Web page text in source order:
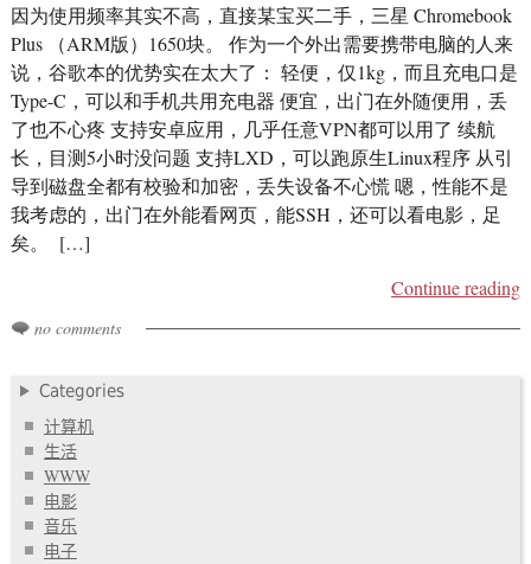
因为使用频率其实不高，直接某宝买二手，三星 Chromebook
Plus （ARM版）1650块。 作为一个外出需要携带电脑的人来
说，谷歌本的优势实在太大了： 轻便，仅1kg，而且充电口是
Type-C，可以和手机共用充电器 便宜，出门在外随便用，丢
了也不心疼 支持安卓应用，几乎任意VPN都可以用了 续航
长，目测5小时没问题 支持LXD，可以跑原生Linux程序 从引
导到磁盘全都有校验和加密，丢失设备不心慌 嗯，性能不是
我考虑的，出门在外能看网页，能SSH，还可以看电影，足
矣。 […]
Continue reading
no comments
Categories
计算机
生活
WWW
电影
音乐
电子